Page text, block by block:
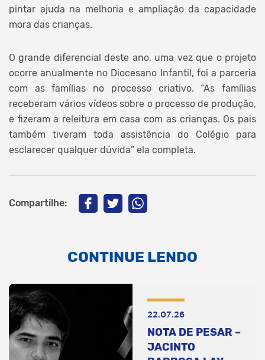
pintar ajuda na melhoria e ampliação da capacidade
mora das crianças.
O grande diferencial deste ano, uma vez que o projeto
ocorre anualmente no Diocesano Infantil, foi a parceria
com as famílias no processo criativo. “As famílias
receberam vários vídeos sobre o processo de produção,
e fizeram a releitura em casa com as crianças. Os pais
também tiveram toda assistência do Colégio para
esclarecer qualquer dúvida” ela completa.
Compartilhe:
CONTINUE LENDO
22.07.26
NOTA DE PESAR –
JACINTO